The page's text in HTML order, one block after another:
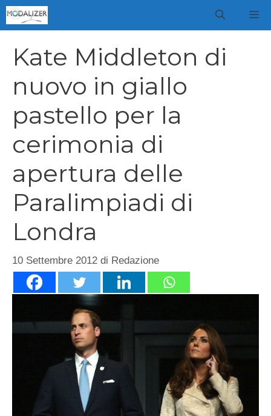
Vai
al
Kate Middleton di
nuovo in giallo
pastello per la
cerimonia di
apertura delle
Paralimpiadi di
Londra
10 Settembre 2012 di Redazione